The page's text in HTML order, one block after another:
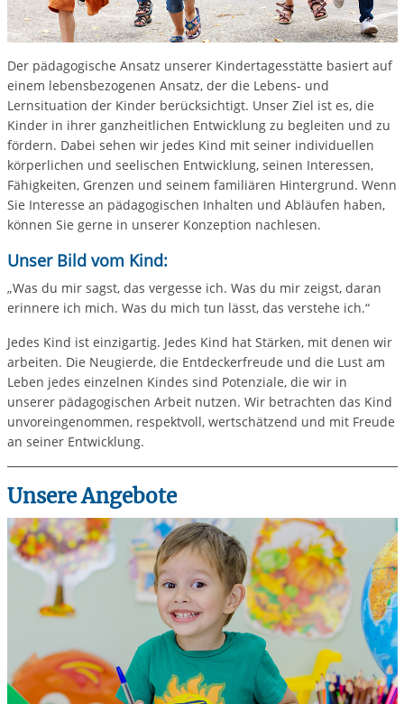
Der pädagogische Ansatz unserer Kindertagesstätte basiert auf
einem lebensbezogenen Ansatz, der die Lebens- und
Lernsituation der Kinder berücksichtigt. Unser Ziel ist es, die
Kinder in ihrer ganzheitlichen Entwicklung zu begleiten und zu
fördern. Dabei sehen wir jedes Kind mit seiner individuellen
körperlichen und seelischen Entwicklung, seinen Interessen,
Fähigkeiten, Grenzen und seinem familiären Hintergrund. Wenn
Sie Interesse an pädagogischen Inhalten und Abläufen haben,
können Sie gerne in unserer Konzeption nachlesen.
Unser Bild vom Kind:
„Was du mir sagst, das vergesse ich. Was du mir zeigst, daran
erinnere ich mich. Was du mich tun lässt, das verstehe ich.“
Jedes Kind ist einzigartig. Jedes Kind hat Stärken, mit denen wir
arbeiten. Die Neugierde, die Entdeckerfreude und die Lust am
Leben jedes einzelnen Kindes sind Potenziale, die wir in
unserer pädagogischen Arbeit nutzen. Wir betrachten das Kind
unvoreingenommen, respektvoll, wertschätzend und mit Freude
an seiner Entwicklung.
Unsere Angebote